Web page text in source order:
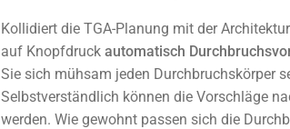
Kollidiert die TGA-Planung mit der
auf Knopfdruckautomatisch
Sie sich mühsam jeden Durchbruchskörper
Selbstverständlich können die Vorschläge
werden. Wie gewohnt passen sich die